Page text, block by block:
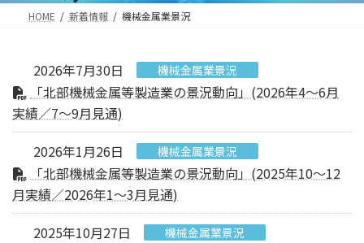
HOME 新着情報 機械金属業景況
2026年7月30日 機械金属業景況
「北部機械金属等製造業の景況動向」(2026年4～6月
実績／7～9月見通)
2026年1月26日
機械金属業景況
「北部機械金属等製造業の景況動向」(2025年10～12
月実績／2026年1～3月見通)
2025年10月27日
機械金属業景況